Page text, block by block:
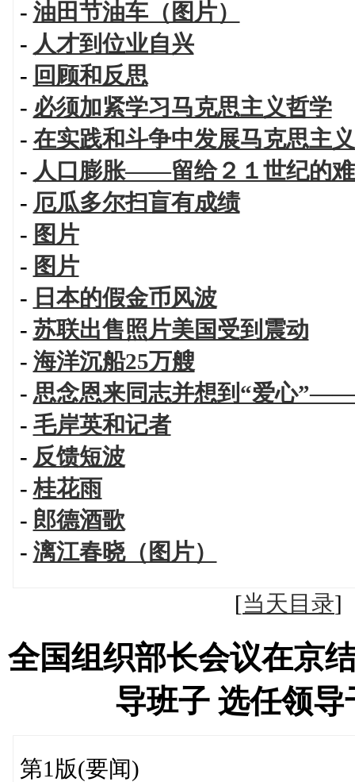
- 油田节油车（图片）
- 人才到位业自兴
- 回顾和反思
- 必须加紧学习马克思主义哲学
- 在实践和斗争中发展马克思主
- 人口膨胀——留给２１世纪的
- 厄瓜多尔扫盲有成绩
- 图片
- 图片
- 日本的假金币风波
- 苏联出售照片美国受到震动
- 海洋沉船25万艘
- 思念恩来同志并想到“爱心
- 毛岸英和记者
- 反馈短波
-桂花雨
- 郎德酒歌
- 漓江春晓（图片）
[当天目录
全国组织部长会议在京
导班子 选任领
第1版(要闻)